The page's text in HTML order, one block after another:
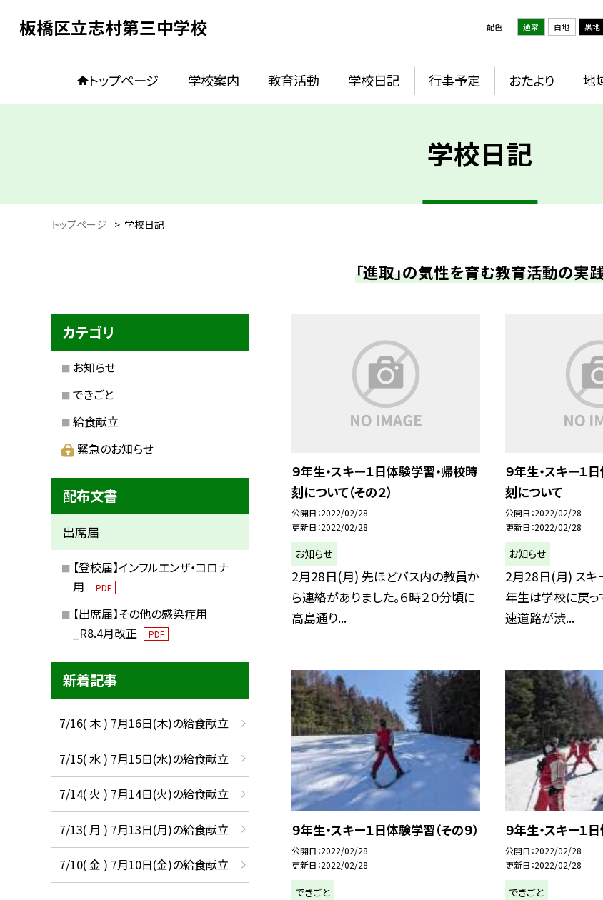
板橋区立志村第三中学校 配色 通常 白地 黒地
トップページ 学校案内 教育活動 学校日記 行事予定 おたより 地
学校日記
トップページ > 学校日記
「進取」の気性を育む教育活動の実
９年生・スキー１日体験学習・帰校時
刻について（その２）
公開日 2022/02/28
更新日 2022/02/28
お知らせ
2月28日(月) 先ほどバス内の教員か
ら連絡がありました。６時２０分頃に
高島通り...
９年生・スキー１
刻について
公開日 2022/02/28
更新日 2022/02/28
お知らせ
2月28日(月) スキ
年生は学校に戻っ
速道路が渋...
９年生・スキー１日体験学習（その９）
公開日 2022/02/28
更新日 2022/02/28
できごと
９年生・スキー１
公開日 2022/02/28
更新日 2022/02/28
できごと
カテゴリ
お知らせ
できごと
給食献立
緊急のお知らせ
配布文書
出席届
【登校届】インフルエンザ・コロナ
用
PDF
【出席届】その他の感染症用
_R8.4月改正
PDF
新着記事
7/16( 木 ) 7月16日(木)の給食献立
7/15( 水 ) 7月15日(水)の給食献立
7/14( 火 ) 7月14日(火)の給食献立
7/13( 月 ) 7月13日(月)の給食献立
7/10( 金 ) 7月10日(金)の給食献立